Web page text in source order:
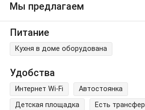
Мы предлагаем
Питание
Кухня в доме оборудована
Удобства
Интернет Wi-Fi
Автостоянка
Детская площадка
Есть трансфер